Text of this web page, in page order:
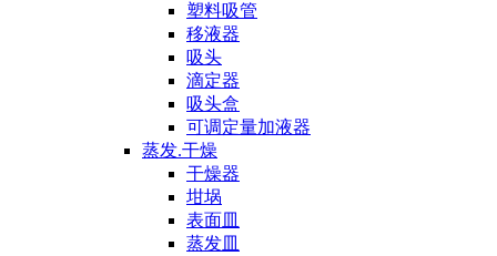
塑料吸管
移液器
吸头
滴定器
吸头盒
可调定量加液器
蒸发.干燥
干燥器
坩埚
表面皿
蒸发皿